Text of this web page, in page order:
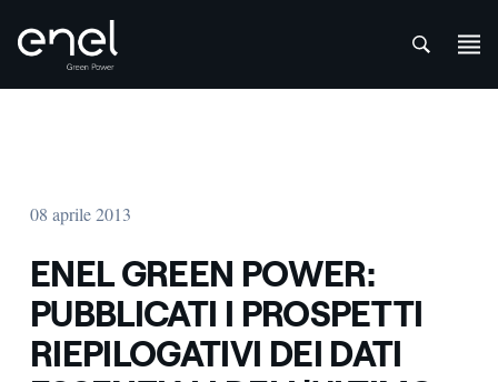
08 aprile 2013
ENEL GREEN POWER:
PUBBLICATI I PROSPETTI
RIEPILOGATIVI DEI DATI